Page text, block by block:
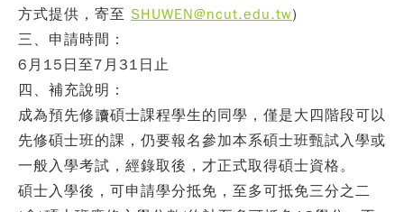
方式提供，寄至 SHUWEN@ncut.edu.tw)
三、申請時間 ：
6月15日至7月31日止
四、補充說明 ：
成為預先修讀碩士課程學生的同學，僅是大四階段可以
先修碩士班的課，仍要報名參加本系碩士班甄試入學或
一般入學考試，經錄取後，才正式取得碩士資格。
碩士入學後，可申請學分抵免，至多可抵免三分之二